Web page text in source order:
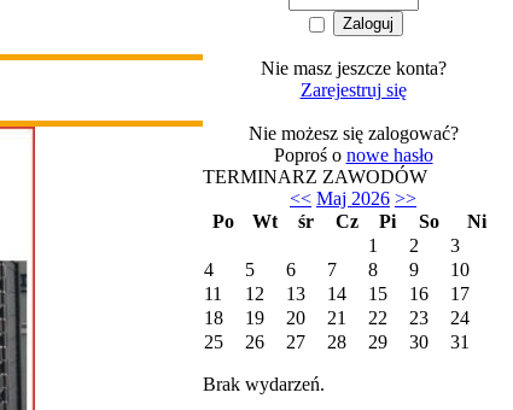
Nie masz jeszcze konta?
Zarejestruj się
Nie możesz się zalogować?
Poproś o nowe hasło
TERMINARZ ZAWODÓW
<< Maj 2026 >>
Po
Wt śr Cz Pi So
Ni
1
2
3
4
5 6 7 8 9
10
11
12 13 14 15 16
17
18
19 20 21 22 23
24
25
26 27 28 29 30 31
Brak wydarzeń.